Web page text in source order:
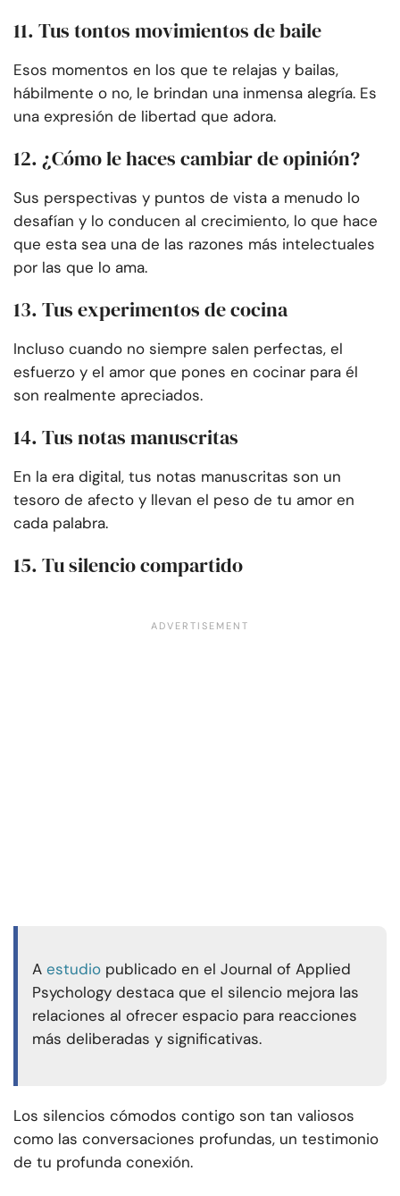
11. Tus tontos movimientos de baile
Esos momentos en los que te relajas y bailas,
hábilmente o no, le brindan una inmensa alegría. Es
una expresión de libertad que adora.
12. ¿Cómo le haces cambiar de opinión?
Sus perspectivas y puntos de vista a menudo lo
desafían y lo conducen al crecimiento, lo que hace
que esta sea una de las razones más intelectuales
por las que lo ama.
13. Tus experimentos de cocina
Incluso cuando no siempre salen perfectas, el
esfuerzo y el amor que pones en cocinar para él
son realmente apreciados.
14. Tus notas manuscritas
En la era digital, tus notas manuscritas son un
tesoro de afecto y llevan el peso de tu amor en
cada palabra.
15. Tu silencio compartido
A estudio publicado en el Journal of Applied
Psychology destaca que el silencio mejora las
relaciones al ofrecer espacio para reacciones
más deliberadas y significativas.
Los silencios cómodos contigo son tan valiosos
como las conversaciones profundas, un testimonio
de tu profunda conexión.